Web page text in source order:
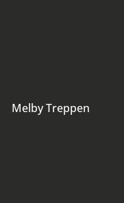
Melby Treppen